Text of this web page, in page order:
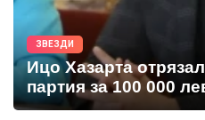
ЗВЕЗДИ
Ицо Хазарта
партия за 100 000